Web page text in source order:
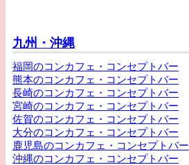
九州・沖縄
福岡のコンカフェ・コンセプトバー
熊本のコンカフェ・コンセプトバー
長崎のコンカフェ・コンセプトバー
宮崎のコンカフェ・コンセプトバー
佐賀のコンカフェ・コンセプトバー
大分のコンカフェ・コンセプトバー
鹿児島のコンカフェ・コンセプトバー
沖縄のコンカフェ・コンセプトバー